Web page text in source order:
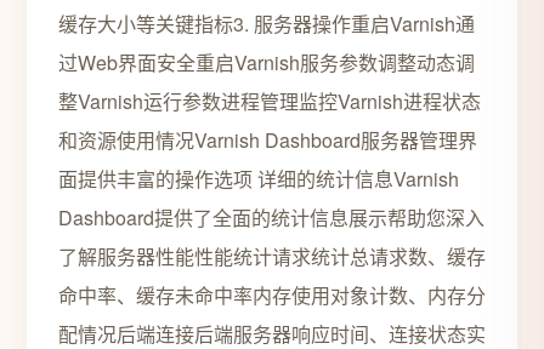
缓存大小等关键指标3. 服务器操作重启Varnish通
过Web界面安全重启Varnish服务参数调整动态调
整Varnish运行参数进程管理监控Varnish进程状态
和资源使用情况Varnish Dashboard服务器管理界
面提供丰富的操作选项 详细的统计信息Varnish
Dashboard提供了全面的统计信息展示帮助您深入
了解服务器性能性能统计请求统计总请求数、缓存
命中率、缓存未命中率内存使用对象计数、内存分
配情况后端连接后端服务器响应时间、连接状态实